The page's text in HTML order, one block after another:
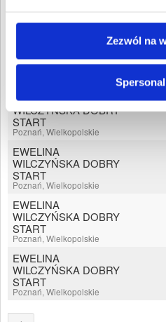
Zezwól na
OMEGA STARS
ODPOWIEDZIALNOŚCIĄ
EWELINA
WILCZYŃSKA DOBRY
START
Poznań, Wielkopolskie
EWELINA
WILCZYŃSKA DOBRY
START
Poznań, Wielkopolskie
EWELINA
WILCZYŃSKA DOBRY
START
Poznań, Wielkopolskie
EWELINA
WILCZYŃSKA DOBRY
START
Poznań, Wielkopolskie